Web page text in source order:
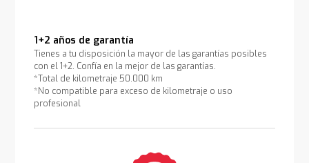
1+2 años de garantía
Tienes a tu disposición la mayor de las garantías posibles
con el 1+2. Confía en la mejor de las garantías.
*Total de kilometraje 50.000 km
*No compatible para exceso de kilometraje o uso
profesional